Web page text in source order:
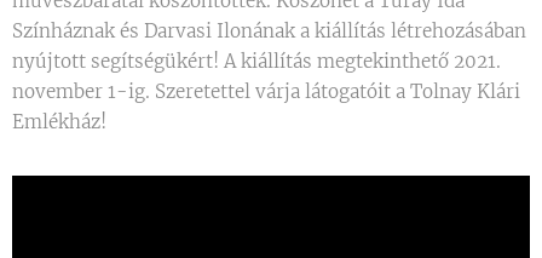
Színháznak és Darvasi Ilonának a kiállítás létrehozásában
nyújtott segítségükért! A kiállítás megtekinthető 2021.
november 1-ig. Szeretettel várja látogatóit a Tolnay Klári
Emlékház!